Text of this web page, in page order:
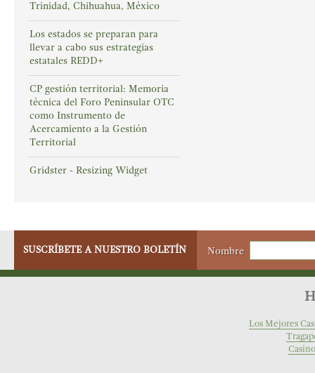
Trinidad, Chihuahua, México
Los estados se preparan para
llevar a cabo sus estrategias
estatales REDD+
CP gestión territorial: Memoria
técnica del Foro Peninsular OTC
como Instrumento de
Acercamiento a la Gestión
Territorial
Gridster - Resizing Widget
SUSCRÍBETE A NUESTRO BOLETÍN Nombre
Los Mejores